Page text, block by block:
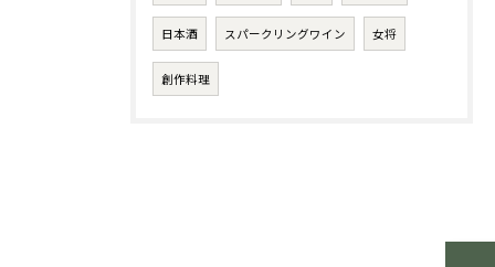
日本酒 スパークリングワイン 女将
創作料理